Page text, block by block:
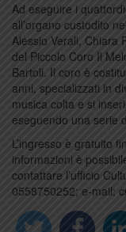
Ad eseguire i
all’organo custodito
Alessio Verali, Chiara
del Piccolo Coro Il
Bartoli. Il coro è
anni, specializzati in
musica colta e si
eseguendo una serie
L’ingresso è gratuito
informazioni è
contattare l’ufficio
0558750252; e-mail: